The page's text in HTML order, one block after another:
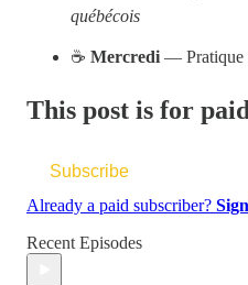
québécois
☕️ Mercredi —
This post is for
Subscribe
Already a paid subscriber?
Recent Episodes